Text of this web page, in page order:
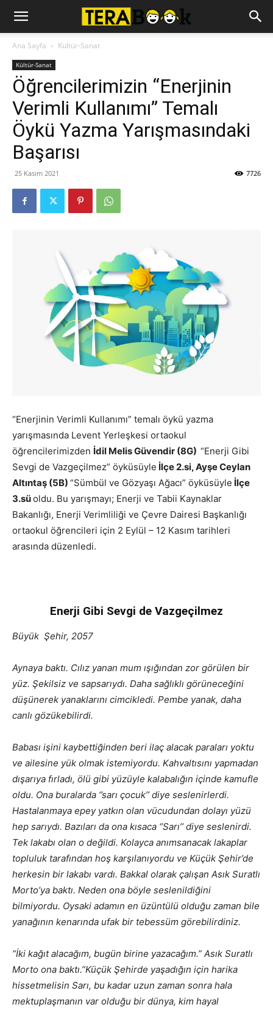
Ana Sayfa Kültür-Sanat
Kültür-Sanat
Öğrencilerimizin “Enerjinin
Verimli Kullanımı” Temalı
Öykü Yazma Yarışmasındaki
Başarısı
25 Kasım 2021 7726
“Enerjinin Verimli Kullanımı” temalı öykü yazma
yarışmasında Levent Yerleşkesi ortaokul
öğrencilerimizden İdil Melis Güvendir (8G) “Enerji Gibi
Sevgi de Vazgeçilmez” öyküsüyle İlçe 2.si, Ayşe Ceylan
Altıntaş (5B) “Sümbül ve Gözyaşı Ağacı” öyküsüyle İlçe
3.süoldu. Bu yarışmayı; Enerji ve Tabii Kaynaklar
Bakanlığı, Enerji Verimliliği ve Çevre Dairesi Başkanlığı
ortaokul öğrencileri için 2 Eylül – 12 Kasım tarihleri
arasında düzenledi.
Enerji Gibi Sevgi de Vazgeçilmez
Büyük Şehir, 2057
Aynaya baktı. Cılız yanan mum ışığından zor görülen bir
yüz. Şekilsiz ve sapsarıydı. Daha sağlıklı görüneceğini
düşünerek yanaklarını cimcikledi. Pembe yanak, daha
canlı gözükebilirdi.
Babası işini kaybettiğinden beri ilaç alacak paraları yoktu
ve ailesine yük olmak istemiyordu. Kahvaltısını yapmadan
dışarıya fırladı, ölü gibi yüzüyle kalabalığın içinde kamufle
oldu. Ona buralarda ‘’sarı çocuk’’ diye seslenirlerdi.
Hastalanmaya epey yatkın olan vücudundan dolayı yüzü
hep sarıydı. Bazıları da ona kısaca ‘’Sarı’’ diye seslenirdi.
Tek lakabı olan o değildi. Kolayca anımsanacak lakaplar
topluluk tarafından hoş karşılanıyordu ve Küçük Şehir’de
herkesin bir lakabı vardı. Bakkal olarak çalışan Asık Suratlı
Morto’ya baktı. Neden ona böyle seslenildiğini
bilmiyordu. Oysaki adamın en üzüntülü olduğu zaman bile
yanağının kenarında ufak bir tebessüm görebilirdiniz.
“İki kağıt alacağım, bugün birine yazacağım.” Asık Suratlı
Morto ona baktı.”Küçük Şehirde yaşadığın için harika
hissetmelisin Sarı, bu kadar uzun zaman sonra hala
mektuplaşmanın var olduğu bir dünya, kim hayal